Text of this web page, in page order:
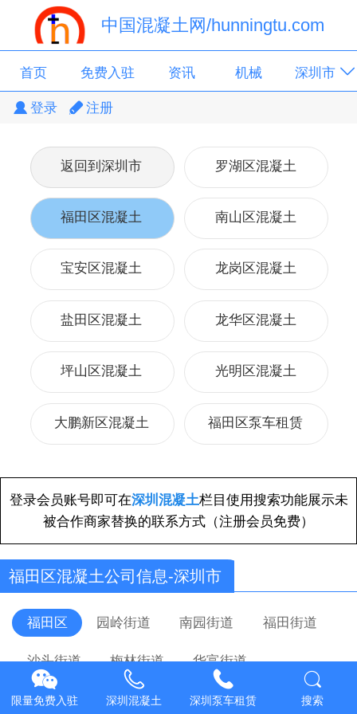
中国混凝土网/hunningtu.com
首页 免费入驻 资讯 机械 深圳市
广东省 搅拌站
登录 注册
返回到深圳市 罗湖区混凝土
福田区混凝土 南山区混凝土
宝安区混凝土 龙岗区混凝土
盐田区混凝土 龙华区混凝土
坪山区混凝土 光明区混凝土
大鹏新区混凝土 福田区泵车租赁
登录会员账号即可在深圳混凝土栏目使用搜索功能展示未
被合作商家替换的联系方式（注册会员免费）
福田区混凝土公司信息-深圳市
福田区 园岭街道 南园街道 福田街道
沙头街道 梅林街道 华富街道
香蜜湖街道 莲花街道 华强北街道
限量免费入驻 深圳混凝土 深圳泵车租赁 搜索